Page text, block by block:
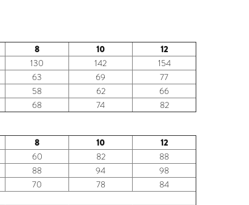
8 10
12
130 142
154
63 69
77
58 62
66
68 74 82
8 10
12
60 82
88
88 94
98
70 78
84